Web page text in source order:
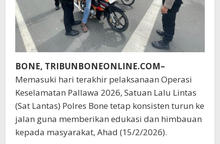
BONE, TRIBUNBONEONLINE.COM–
Memasuki hari terakhir pelaksanaan Operasi
Keselamatan Pallawa 2026, Satuan Lalu Lintas
(Sat Lantas) Polres Bone tetap konsisten turun ke
jalan guna memberikan edukasi dan himbauan
kepada masyarakat, Ahad (15/2/2026).